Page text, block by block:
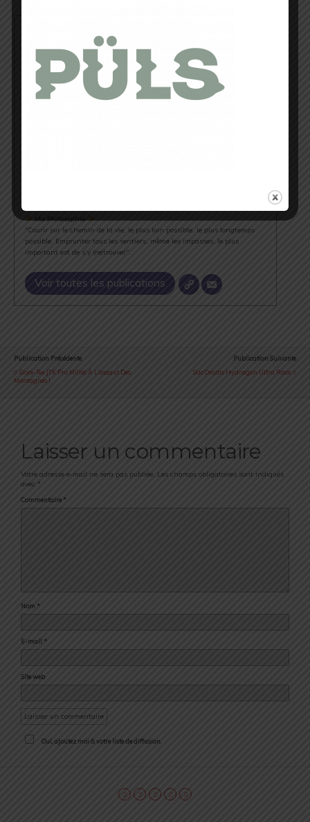
Ma Philosophie
"Courir sur le chemin de la vie, le plus loin possible, le plus longtemps
possible. Emprunter tous les sentiers, même les impasses, le plus
important est de s’y (re)trouver".
Voir toutes les publications
Publication Précédente
Gore-Tex JTK Pro Millet, À L'assaut Des
Montagnes !
Publication Suivante
Sac Oxsitis Hydragon Ultra Race
Laisser un commentaire
Votre adresse e-mail ne sera pas publiée. Les champs obligatoires sont indiqués
avec *
Commentaire *
Nom *
E-mail *
Site web
Oui, ajoutez moi à votre liste de diffusion.